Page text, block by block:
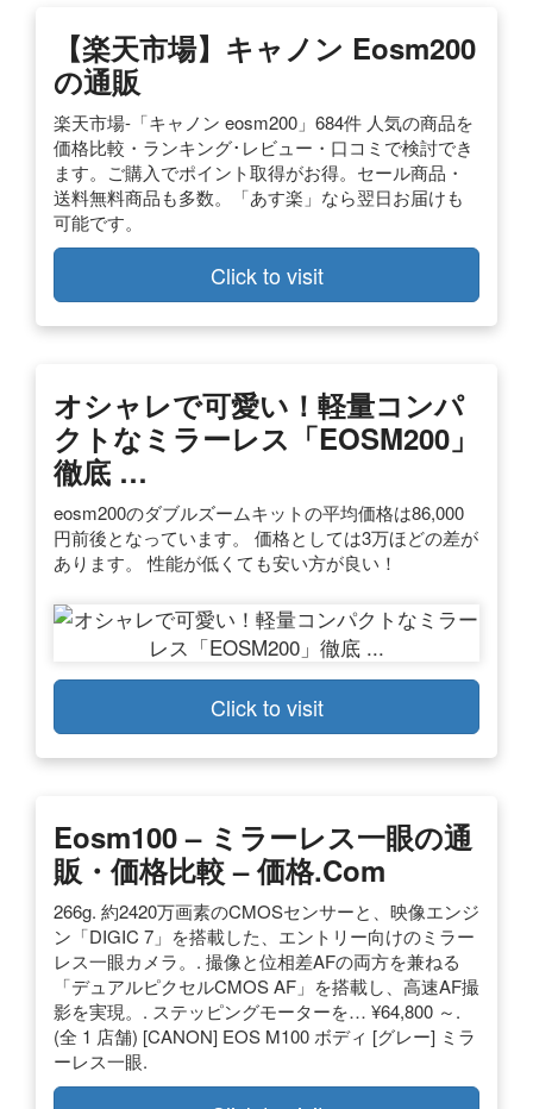
【楽天市場】キャノン Eosm200
の通販
楽天市場-「キャノン eosm200」684件 人気の商品を
価格比較・ランキング･レビュー・口コミで検討でき
ます。ご購入でポイント取得がお得。セール商品・
送料無料商品も多数。「あす楽」なら翌日お届けも
可能です。
Click to visit
オシャレで可愛い！軽量コンパ
クトなミラーレス「EOSM200」
徹底 …
eosm200のダブルズームキットの平均価格は86,000
円前後となっています。 価格としては3万ほどの差が
あります。 性能が低くても安い方が良い！
Click to visit
Eosm100 – ミラーレス一眼の通
販・価格比較 – 価格.com
266g. 約2420万画素のCMOSセンサーと、映像エンジ
ン「DIGIC 7」を搭載した、エントリー向けのミラー
レス一眼カメラ。. 撮像と位相差AFの両方を兼ねる
「デュアルピクセルCMOS AF」を搭載し、高速AF撮
影を実現。. ステッピングモーターを… ¥64,800 ～.
(全 1 店舗) [CANON] EOS M100 ボディ [グレー] ミラ
ーレス一眼.